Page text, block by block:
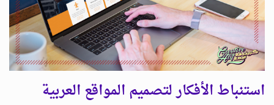
استنباط الأفكار لتصميم المواقع العربية